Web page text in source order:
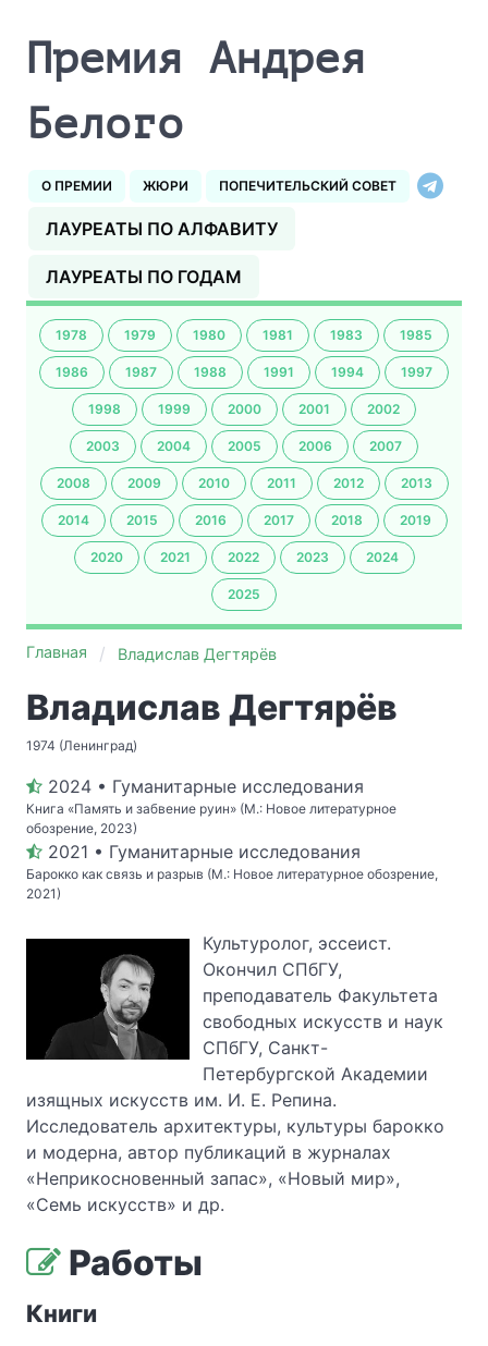
Премия Андрея
Белого
О ПРЕМИИ ЖЮРИ ПОПЕЧИТЕЛЬСКИЙ СОВЕТ
ЛАУРЕАТЫ ПО АЛФАВИТУ
ЛАУРЕАТЫ ПО ГОДАМ
1978 1979 1980 1981 1983 1985
1986 1987 1988 1991 1994 1997
1998 1999 2000 2001 2002
2003 2004 2005 2006 2007
2008 2009 2010 2011 2012 2013
2014 2015 2016 2017 2018 2019
2020 2021 2022 2023 2024
2025
Главная Владислав Дегтярёв
Владислав Дегтярёв
1974 (Ленинград)
2024 • Гуманитарные исследования
Книга «Память и забвение руин» (М.: Новое литературное
обозрение, 2023)
2021 • Гуманитарные исследования
Барокко как связь и разрыв (М.: Новое литературное обозрение,
2021)
Культуролог, эссеист.
Окончил СПбГУ,
преподаватель Факультета
свободных искусств и наук
СПбГУ, Санкт-
Петербургской Академии
изящных искусств им. И. Е. Репина.
Исследователь архитектуры, культуры барокко
и модерна, автор публикаций в журналах
«Неприкосновенный запас», «Новый мир»,
«Семь искусств» и др.
Работы
Книги